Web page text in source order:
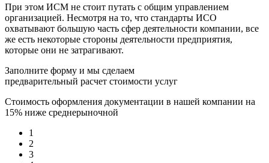
При этом ИСМ не стоит путать с общим управлением
организацией. Несмотря на то, что стандарты ИСО
охватывают большую часть сфер деятельности компании, все
же есть некоторые стороны деятельности предприятия,
которые они не затрагивают.
Заполните форму и мы сделаем
предварительный расчет стоимости услуг
Стоимость оформления документации в нашей компании на
15% ниже среднерыночной
1
2
3